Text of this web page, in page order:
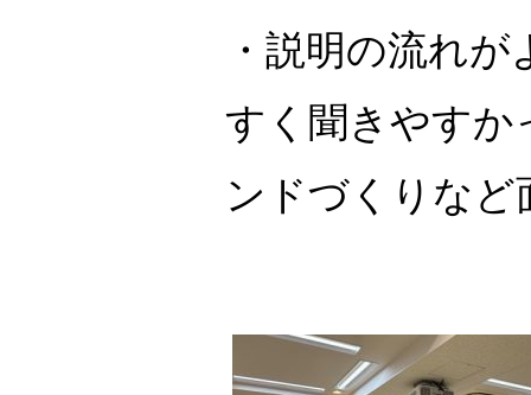
・説明の流れ
すく聞きやすか
ンドづくりなど